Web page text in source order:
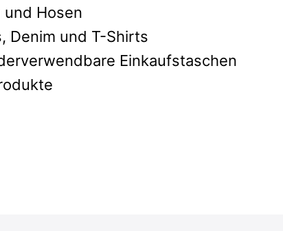
und Hosen
Denim und T-Shirts
Einkaufstaschen